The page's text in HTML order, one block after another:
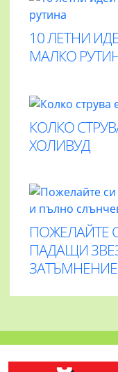
10 ЛЕТНИ
МАЛКО
КОЛКО
ХОЛИВУД
ПОЖЕЛАЙТЕ
ПАДАЩИ